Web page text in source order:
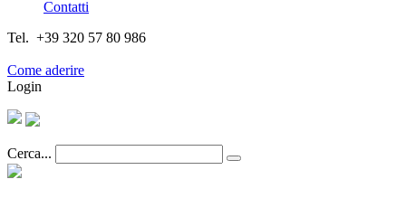
Contatti
Tel. +39 320 57 80 986
Come aderire
Login
Cerca...